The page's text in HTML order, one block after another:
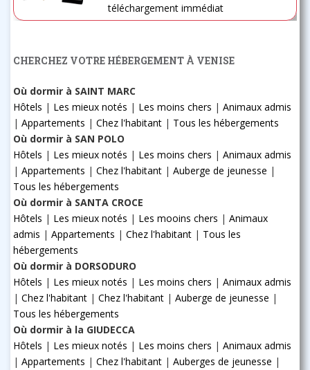
téléchargement immédiat
CHERCHEZ VOTRE HÉBERGEMENT À VENISE
Où dormir à SAINT MARC
Hôtels | Les mieux notés | Les moins chers | Animaux admis
| Appartements | Chez l'habitant | Tous les hébergements
Où dormir à SAN POLO
Hôtels | Les mieux notés | Les moins chers | Animaux admis
| Appartements | Chez l'habitant | Auberge de jeunesse |
Tous les hébergements
Où dormir à SANTA CROCE
Hôtels | Les mieux notés | Les mooins chers | Animaux
admis | Appartements | Chez l'habitant | Tous les
hébergements
Où dormir à DORSODURO
Hôtels | Les mieux notés | Les moins chers | Animaux admis
| Chez l'habitant | Chez l'habitant | Auberge de jeunesse |
Tous les hébergements
Où dormir à la GIUDECCA
Hôtels | Les mieux notés | Les moins chers | Animaux admis
| Appartements | Chez l'habitant | Auberges de jeunesse |